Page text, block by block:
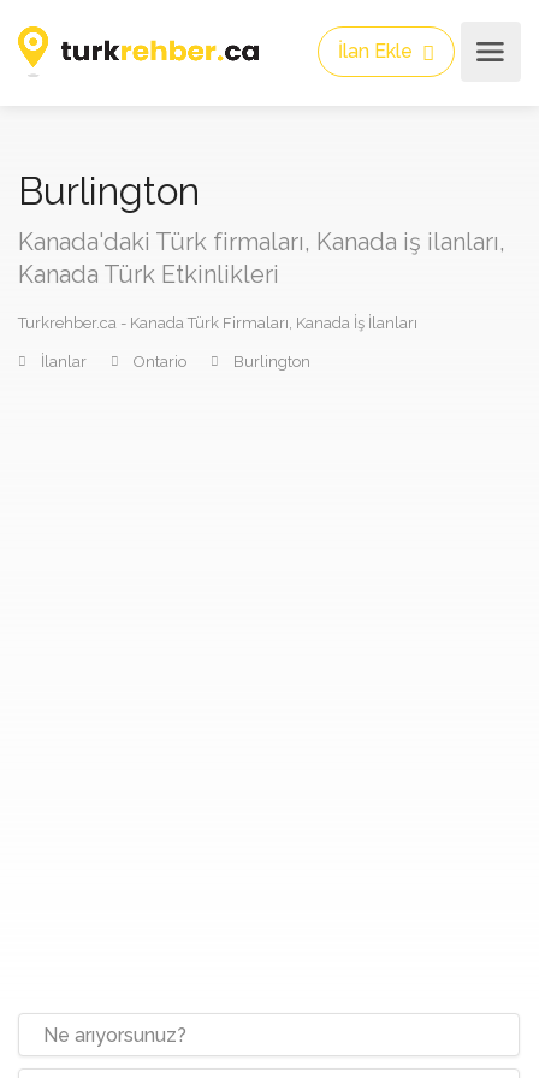
İlan Ekle
Burlington
Kanada'daki Türk firmaları, Kanada iş ilanları,
Kanada Türk Etkinlikleri
Turkrehber.ca - Kanada Türk Firmaları, Kanada İş İlanları
İlanlar Ontario Burlington